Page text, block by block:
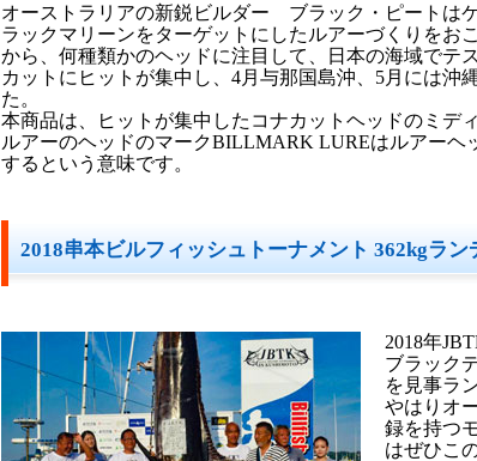
オーストラリアの新鋭ビルダー ブラック・ピートは
ラックマリーンをターゲットにしたルアーづくりをお
から、何種類かのヘッドに注目して、日本の海域でテ
カットにヒットが集中し、4月与那国島沖、5月には沖
た。
本商品は、ヒットが集中したコナカットヘッドのミデ
ルアーのヘッドのマークBILLMARK LUREはルアーヘ
するという意味です。
2018串本ビルフィッシュトーナメント 362kgラ
2018年
ブラック
を見事ラ
やはりオ
録を持つ
はぜひこ